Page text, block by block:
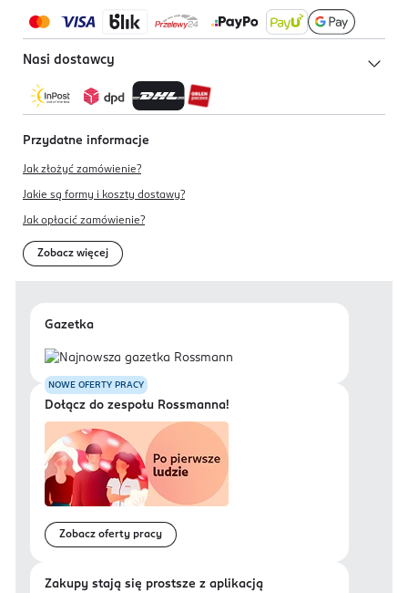
Nasi dostawcy
Przydatne informacje
Jak złożyć zamówienie?
Jakie są formy i koszty dostawy?
Jak opłacić zamówienie?
Zobacz więcej
Gazetka
NOWE OFERTY PRACY
Dołącz do zespołu Rossmanna!
Zobacz oferty pracy
Zakupy stają się prostsze z aplikacją